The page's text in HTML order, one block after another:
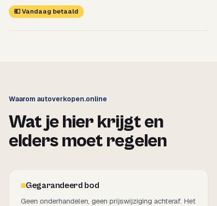
💶 Vandaag betaald
Waarom autoverkopen.online
Wat je hier krijgt en
elders moet regelen
Gegarandeerd bod
Geen onderhandelen, geen prijswijziging achteraf. Het